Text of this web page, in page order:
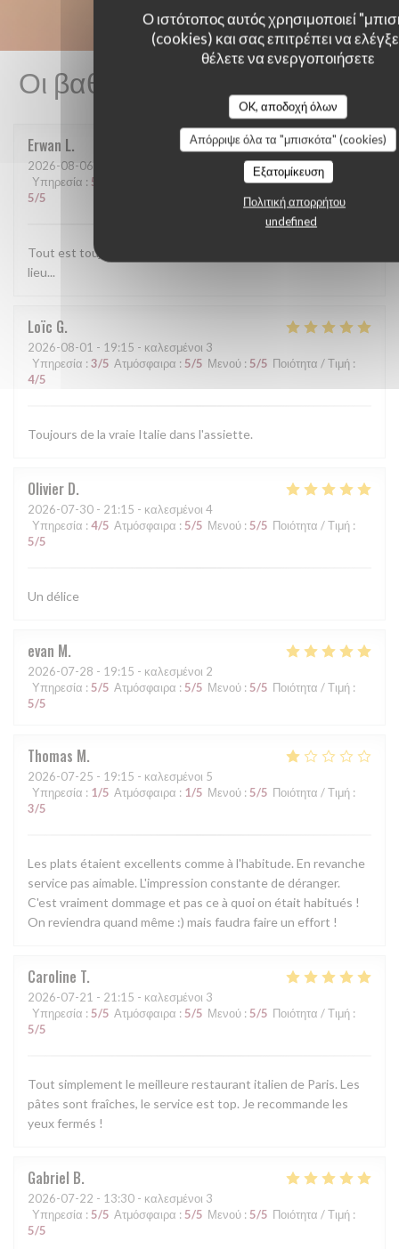
Ο ιστότοπος αυτός χρησιμοποιεί
(cookies) και σας επιτρέπει να
θέλετε να ενεργοποιήσετε
OK, αποδοχή όλων
Απόρριψε όλα τα "μπισκότα" (cookies)
Εξατομίκευση
Πολιτική απορρήτου
undefined
Οι βαθμολογίες πελατών μας
Erwan L
2026-08-06
Υπηρεσία : 5 :5/5 Ποιότητα / Τιμή
5/5
Tout est toujours parfait. l'accueil et le service, les plats, le
lieu...
Loïc G
2026-08-01 - 19:15 - καλεσμένοι 3
Υπηρεσία : 3/5 Ατμόσφαιρα : 5/5 Μενού : 5/5 Ποιότητα / Τιμή :
4/5
Toujours de la vraie Italie dans l'assiette.
Olivier D
2026-07-30 - 21:15 - καλεσμένοι 4
Υπηρεσία : 4/5 Ατμόσφαιρα : 5/5 Μενού : 5/5 Ποιότητα / Τιμή :
5/5
Un délice
evan M
2026-07-28 - 19:15 - καλεσμένοι 2
Υπηρεσία : 5/5 Ατμόσφαιρα : 5/5 Μενού : 5/5 Ποιότητα / Τιμή :
5/5
Thomas M
2026-07-25 - 19:15 - καλεσμένοι 5
Υπηρεσία : 1/5 Ατμόσφαιρα : 1/5 Μενού : 5/5 Ποιότητα / Τιμή :
3/5
Les plats étaient excellents comme à l'habitude. En revanche
service pas aimable. L'impression constante de déranger.
C'est vraiment dommage et pas ce à quoi on était habitués !
On reviendra quand même :) mais faudra faire un effort !
Caroline T
2026-07-21 - 21:15 - καλεσμένοι 3
Υπηρεσία : 5/5 Ατμόσφαιρα : 5/5 Μενού : 5/5 Ποιότητα / Τιμή :
5/5
Tout simplement le meilleure restaurant italien de Paris. Les
pâtes sont fraîches, le service est top. Je recommande les
yeux fermés !
Gabriel B
2026-07-22 - 13:30 - καλεσμένοι 3
Υπηρεσία : 5/5 Ατμόσφαιρα : 5/5 Μενού : 5/5 Ποιότητα / Τιμή :
5/5